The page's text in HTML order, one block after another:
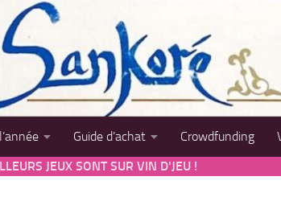
Guide d’achat Crowdfunding
JEUX SONT SUR VIN D'JEU !